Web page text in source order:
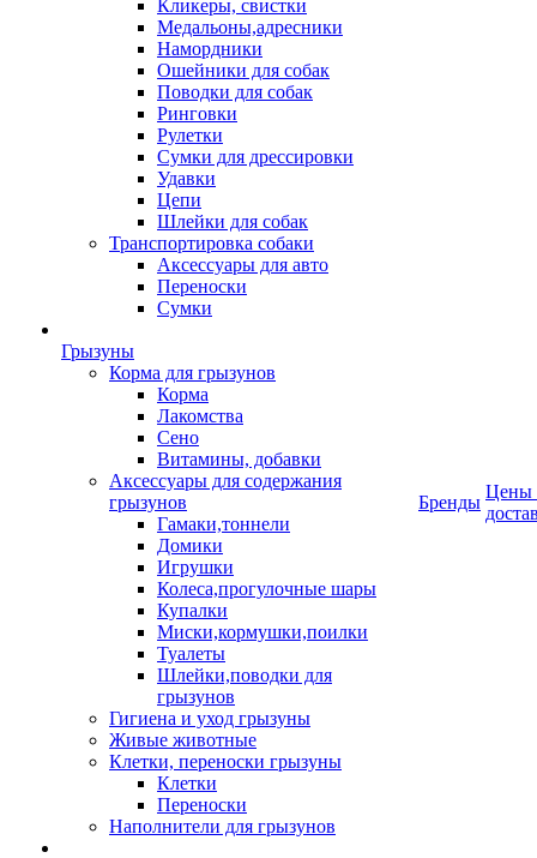
Кликеры, свистки
Медальоны,адресники
Намордники
Ошейники для собак
Поводки для собак
Ринговки
Рулетки
Сумки для дрессировки
Удавки
Цепи
Шлейки для собак
Транспортировка собаки
Аксессуары для авто
Переноски
Сумки
Грызуны
Корма для грызунов
Корма
Лакомства
Сено
Витамины, добавки
Аксессуары для содержания
грызунов
Гамаки,тоннели
Домики
Игрушки
Колеса,прогулочные шары
Купалки
Миски,кормушки,поилки
Туалеты
Шлейки,поводки для
грызунов
Гигиена и уход грызуны
Живые животные
Клетки, переноски грызуны
Клетки
Переноски
Наполнители для грызунов
Бренды
Цены